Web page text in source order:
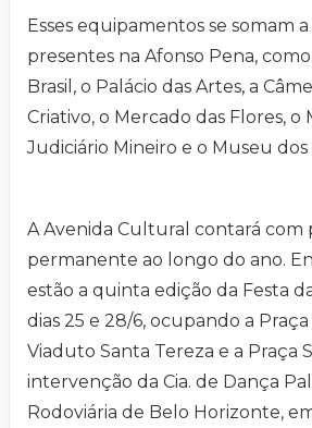
Esses equipamentos se somam
presentes na Afonso Pena,
Brasil, o Palácio das Artes, a
Criativo, o Mercado das Flores, o
Judiciário Mineiro e o Museu
A Avenida Cultural contará com
permanente ao longo do ano.
estão a quinta edição da Festa
dias 25 e 28/6, ocupando a Praça
Viaduto Santa Tereza e a Praça
intervenção da Cia. de Dança
Rodoviária de Belo Horizonte,